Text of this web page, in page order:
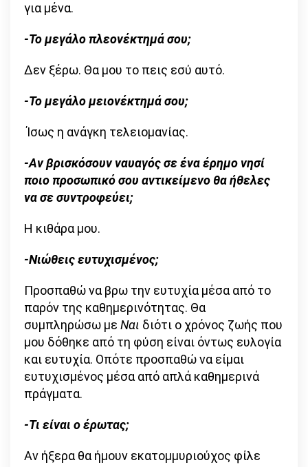
για μένα.
-Το μεγάλο πλεονέκτημά σου;
Δεν ξέρω. Θα μου το πεις εσύ αυτό.
-Το μεγάλο μειονέκτημά σου;
Ίσως η ανάγκη τελειομανίας.
-Αν βρισκόσουν ναυαγός σε ένα έρημο νησί
ποιο προσωπικό σου αντικείμενο θα ήθελες
να σε συντροφεύει;
Η κιθάρα μου.
-Νιώθεις ευτυχισμένος;
Προσπαθώ να βρω την ευτυχία μέσα από το
παρόν της καθημερινότητας. Θα
συμπληρώσω με Ναι διότι ο χρόνος ζωής που
μου δόθηκε από τη φύση είναι όντως ευλογία
και ευτυχία. Οπότε προσπαθώ να είμαι
ευτυχισμένος μέσα από απλά καθημερινά
πράγματα.
-Τι είναι ο έρωτας;
Αν ήξερα θα ήμουν εκατομμυριούχος φίλε